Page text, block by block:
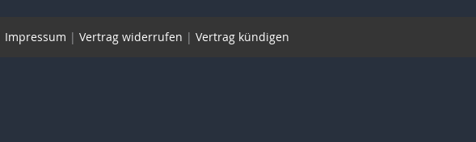
Impressum | Vertrag widerrufen | Vertrag kündigen